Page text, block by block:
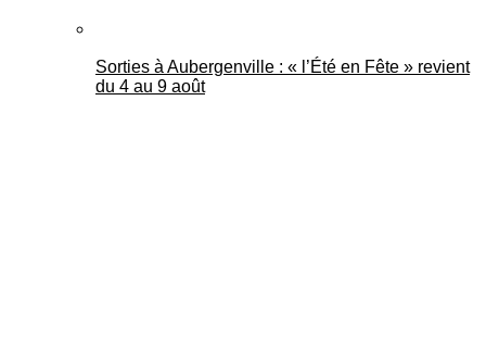
Sorties à Aubergenville : « l’Été en Fête » revient
du 4 au 9 août